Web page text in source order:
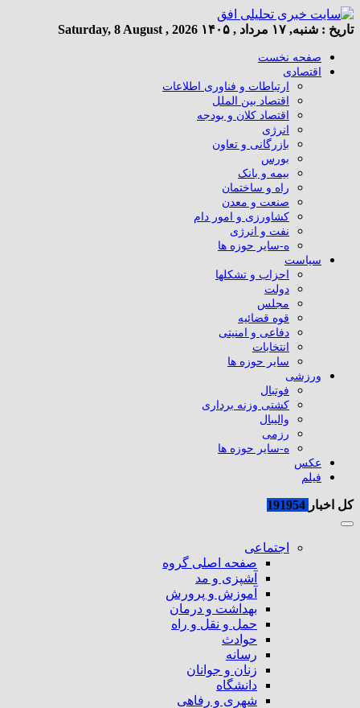
تاریخ : شنبه, ۱۷ مرداد , ۱۴۰۵ Saturday, 8 August , 2026
صفحه نخست
اقتصادی
ارتباطات و فناوری اطلاعات
اقتصاد بین الملل
اقتصاد کلان و بودجه
انرژی
بازرگانی و تعاون
بورس
بیمه و بانک
راه و ساختمان
صنعت و معدن
کشاورزی و امور دام
نفت و انرژی
ه-سایر حوزه ها
سیاست
احزاب و تشکلها
دولت
مجلس
قوه قضائیه
دفاعی و امنیتی
انتخابات
سایر حوزه ها
ورزشی
فوتبال
کشتی وزنه برداری
والیبال
رزمی
ه-سایر حوزه ها
عکس
فیلم
کل اخبار
اجتماعی
صفحه اصلی گروه
آشپزی و مد
آموزش و پرورش
بهداشت و درمان
حمل و نقل و راه
حوادث
رسانه
زنان و جوانان
دانشگاه
شهری و رفاهی